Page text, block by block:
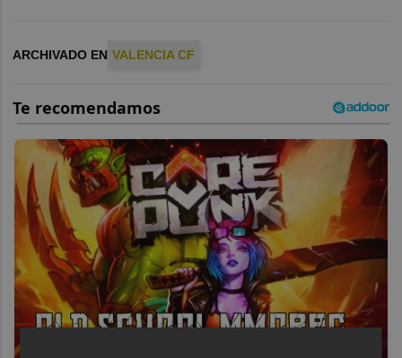
ARCHIVADO EN VALENCIA CF